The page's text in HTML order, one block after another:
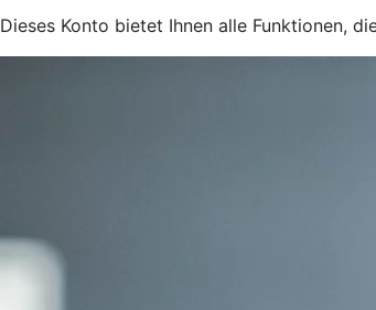
Dieses Konto bietet Ihnen alle Funktionen,